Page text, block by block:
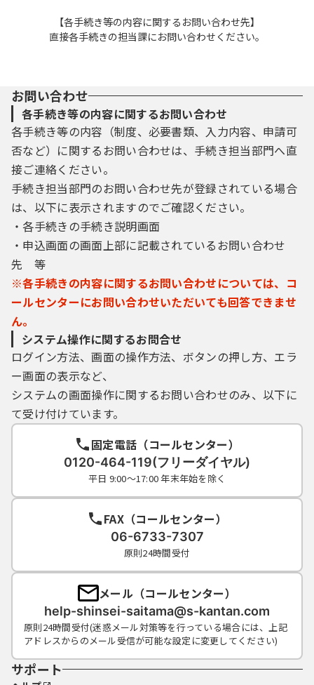
【各手続き等の内容に関するお問い合わせ先】
直接各手続きの担当課にお問い合わせください。
お問い合わせ
各手続き等の内容に関するお問い合わせ
各手続き等の内容（制度、必要書類、入力内容、申請可
否など）に関するお問い合わせは、手続き担当部門へ直
接ご連絡ください。
手続き担当部門のお問い合わせ先が登録されている場合
は、以下に表示されますのでご確認ください。
・各手続きの手続き説明画面
・申込画面の画面上部に記載されているお問い合わせ
先 等
※各手続きの内容に関するお問い合わせについては、コ
ールセンターにお問い合わせいただいても回答できませ
ん。
システム操作に関するお問合せ
ログイン方法、画面の操作方法、ボタンの押し方、エラ
ー画面の表示など、
システムの画面操作に関するお問い合わせのみ、以下に
て受け付けています。
固定電話（コールセンター）
0120-464-119(フリーダイヤル)
平日 9:00～17:00 年末年始を除く
FAX（コールセンター）
06-6733-7307
原則24時間受付
メール（コールセンター）
help-shinsei-saitama@s-kantan.com
原則24時間受付(迷惑メール対策等を行っている場合には、上記
アドレスからのメール受信が可能な設定に変更してください)
サポート